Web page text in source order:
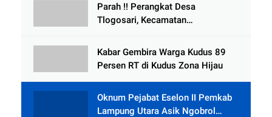
Parah !! Perangkat Desa
Tlogosari, Kecamatan
Rumah dari BAZNAS
Kabar Gembira Warga Kudus 89
Persen RT di Kudus Zona Hijau
Oknum Pejabat Eselon II Pemkab
Lampung Utara Asik Ngobrol